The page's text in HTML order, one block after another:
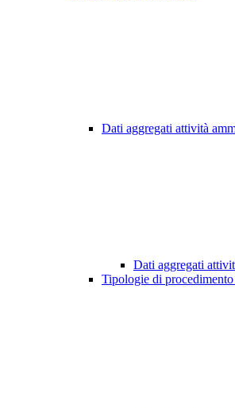
Dati aggregati attività
Dati aggregati
Tipologie di procedimento